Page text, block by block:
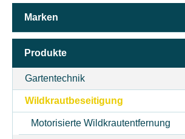
ARBEITSSTUFENANZAHL
BETRIEBSART
Marken
Produkte
Gartentechnik
Wildkrautbeseitigung
Motorisierte Wildkrautentfernung